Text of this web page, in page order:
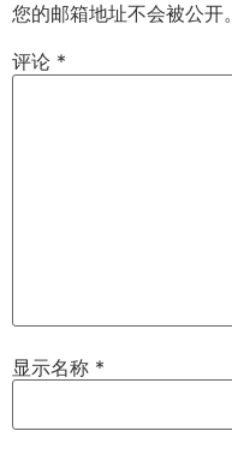
您的邮箱地址不会被公开。
评论 *
显示名称 *